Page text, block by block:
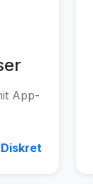
App-
Diskret